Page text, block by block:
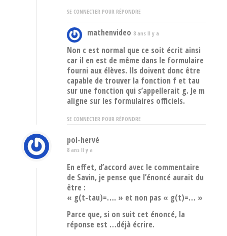
SE CONNECTER POUR RÉPONDRE
mathenvideo 8 ans Il y a
Non c est normal que ce soit écrit ainsi
car il en est de même dans le formulaire
fourni aux élèves. Ils doivent donc être
capable de trouver la fonction f et tau
sur une fonction qui s’appellerait g. Je m
aligne sur les formulaires officiels.
SE CONNECTER POUR RÉPONDRE
pol-hervé
8 ans Il y a
En effet, d’accord avec le commentaire
de Savin, je pense que l’énoncé aurait du
être :
« g(t-tau)=…. » et non pas « g(t)=… »
Parce que, si on suit cet énoncé, la
réponse est …déjà écrire.